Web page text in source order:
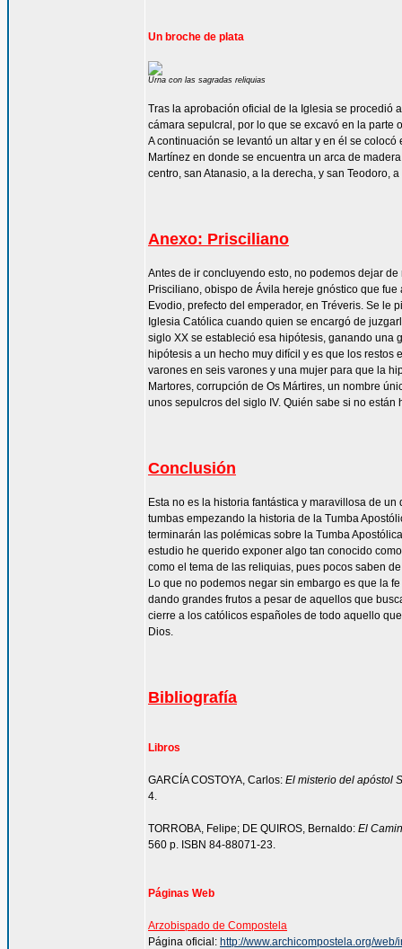
Un broche de plata
Urna con las sagradas reliquias
Tras la aprobación oficial de la Iglesia se procedió
cámara sepulcral, por lo que se excavó en la
A continuación se levantó un altar y en él se
Martínez en donde se encuentra un arca de
centro, san Atanasio, a la derecha, y san Teodoro,
Anexo: Prisciliano
Antes de ir concluyendo esto, no podemos dejar
Prisciliano, obispo de Ávila hereje gnóstico que
Evodio, prefecto del emperador, en Tréveris. Se le
Iglesia Católica cuando quien se encargó de
siglo XX se estableció esa hipótesis, ganando una
hipótesis a un hecho muy difícil y es que los
varones en seis varones y una mujer para que la
Martores, corrupción de Os Mártires, un nombre
unos sepulcros del siglo IV. Quién sabe si no
Conclusión
Esta no es la historia fantástica y maravillosa de
tumbas empezando la historia de la Tumba
terminarán las polémicas sobre la Tumba
estudio he querido exponer algo tan conocido
como el tema de las reliquias, pues pocos saben
Lo que no podemos negar sin embargo es que la
dando grandes frutos a pesar de aquellos que
cierre a los católicos españoles de todo aquello
Dios.
Bibliografía
Libros
GARCÍA COSTOYA, Carlos: El misterio del apóstol
4.
TORROBA, Felipe; DE QUIROS, Bernaldo: El
560 p. ISBN 84-88071-23.
Páginas Web
Arzobispado de Compostela
Página oficial: http://www.archicompostela.org/web/